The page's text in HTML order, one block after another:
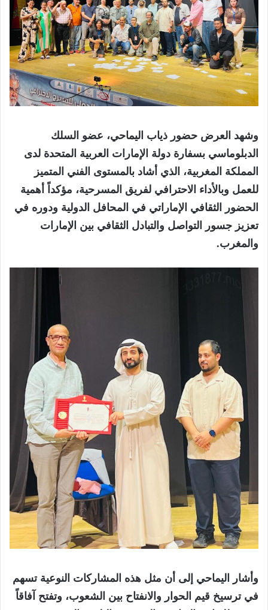
وشهد العرض حضور ذياب اليماحي، عضو السلك
الدبلوماسي بسفارة دولة الإمارات العربية المتحدة لدى
المملكة المغربية، الذي أشاد بالمستوى الفني المتميز
للعمل وبالأداء الاحترافي لفريق المسرحية، مؤكداً أهمية
الحضور الثقافي الإماراتي في المحافل الدولية ودوره في
تعزيز جسور التواصل والتبادل الثقافي بين الإمارات
والمغرب.
وأشار اليماحي إلى أن مثل هذه المشاركات النوعية تسهم
في ترسيخ قيم الحوار والانفتاح بين الشعوب، وتفتح آفاقاً